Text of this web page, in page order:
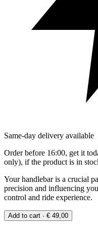
Same-day delivery available
Order before 16:00, get it
only), if the product is in
Your handlebar is a crucial
precision and influencing
control and ride experience.
Add to cart · € 49,00